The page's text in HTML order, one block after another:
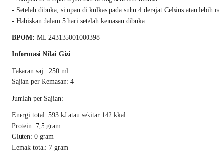
- Setelah dibuka, simpan di kulkas pada suhu 4 derajat Celsius atau lebih
- Habiskan dalam 5 hari setelah kemasan dibuka
BPOM: ML 243135001000398
Informasi Nilai Gizi
Takaran saji: 250 ml
Sajian per Kemasan: 4
Jumlah per Sajian:
Energi total: 593 kJ atau sekitar 142 kkal
Protein: 7,5 gram
Gluten: 0 gram
Lemak total: 7 gram